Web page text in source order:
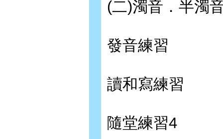
(二)濁音．半濁
發音練習
讀和寫練習
隨堂練習4